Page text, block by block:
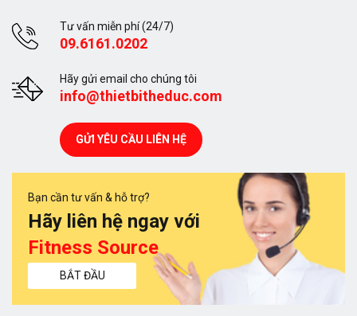
Tư vấn miễn phí (24/7)
09.6161.0202
Hãy gửi email cho chúng tôi
info@thietbitheduc.com
GỬI YÊU CẦU LIÊN HỆ
Bạn cần tư vấn & hỗ trợ?
Hãy liên hệ ngay với
Fitness Source
BẮT ĐẦU